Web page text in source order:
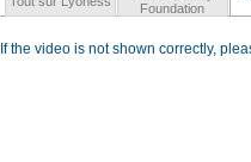
Foundation
If the video is not shown correctly,